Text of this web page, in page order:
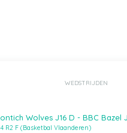
WEDSTRIJDEN
Wolves J16 D - BBC Bazel
R2 F (Basketbal Vlaanderen)